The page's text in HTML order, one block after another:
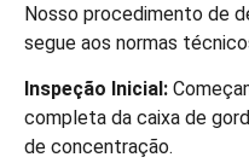
Nosso procedimento de
segue aos normas
Inspeção Inicial:
completa da caixa de
de concentração.